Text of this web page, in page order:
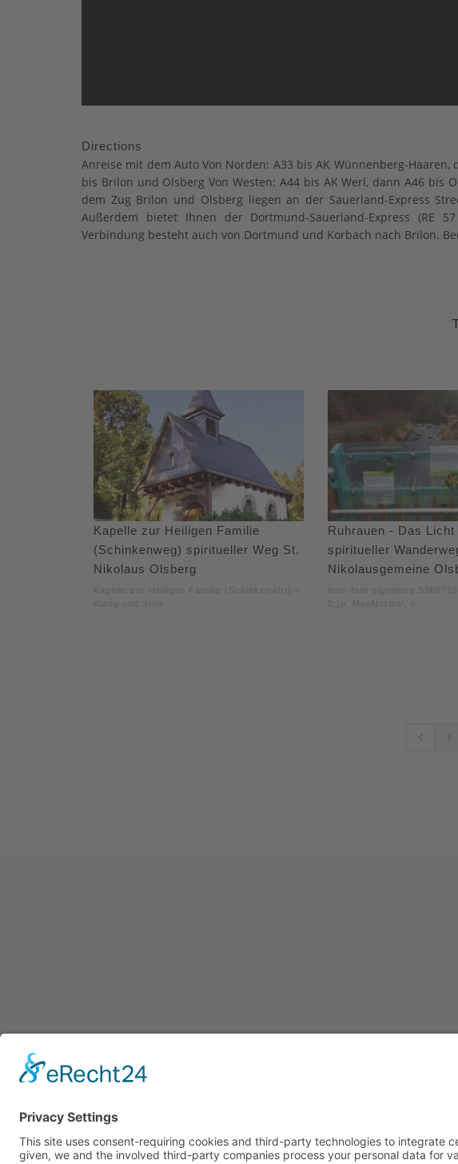
Directions
Anreise mit dem Auto Von Norden: A33 bis AK Wünnenberg-
bis Brilon und Olsberg Von Westen: A44 bis AK Werl, dann A46
dem Zug Brilon und Olsberg liegen an der Sauerland-Express
Außerdem bietet Ihnen der Dortmund-Sauerland-Express (RE
Verbindung besteht auch von Dortmund und Korbach nach Brilon.
Kapelle zur Heiligen Familie
(Schinkenweg) spiritueller Weg St.
Nikolaus Olsberg
Kapelle zur Heiligen Familie (Schinkenwirt) –
Klang und Stille
Ruhrauen - Das
spiritueller
Nikolausgemeine
mso-font-
0;}p. MsoNormal, li.
1